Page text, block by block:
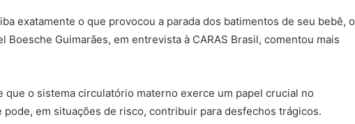
exatamente o que provocou a parada dos batimentos de seu bebê, o
Boesche Guimarães, em entrevista à CARAS Brasil, comentou mais
que o sistema circulatório materno exerce um papel crucial no
em situações de risco, contribuir para desfechos trágicos.